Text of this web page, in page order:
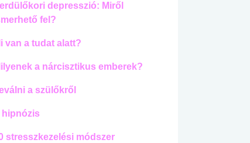
depresszió: Miről
fel?
van a tudat alatt?
a nárcisztikus emberek?
a szülőkről
hipnózis
stresszkezelési módszer